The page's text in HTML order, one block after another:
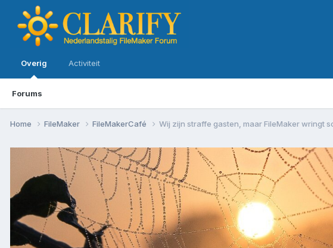
Overig
Forums
Activiteit
Home FileMaker FileMakerCafé Wij zijn straffe gasten, maar FileMaker wringt